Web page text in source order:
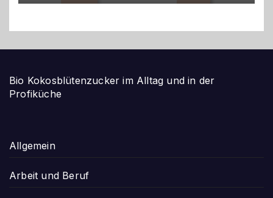
Bio Kokosblütenzucker im Alltag und in der
Profiküche
Allgemein
Arbeit und Beruf